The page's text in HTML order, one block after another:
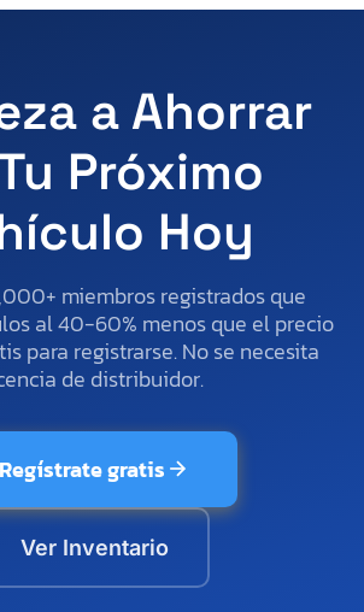
a Ahorrar
Próximo
Hoy
miembros registrados que
al 40-60% menos que el precio
para registrarse. No se necesita
de distribuidor.
Regístrate gratis
Ver Inventario